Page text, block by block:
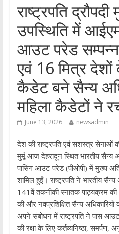
राष्ट्रपति द्रौपदी
उपस्थिति में
आउट परेड
एवं 16 मित्र
कैडेट बने सैन्य
महिला कैडेटों ने
June 13, 2026 newsadmin
देश की राष्ट्रपति एवं सशस्त्र सेनाओं
मुर्मू आज देहरादून स्थित भारतीय
पासिंग आउट परेड (पीओपी) में मुख्य
शामिल हुईं। राष्ट्रपति ने भारतीय
141वें तकनीकी स्नातक पाठ्यक्रम की
की और नवप्रशिक्षित सैन्य अधिकारियों
अपने संबोधन में राष्ट्रपति ने पास
की रक्षा के लिए कर्तव्यनिष्ठा, समर्पण,